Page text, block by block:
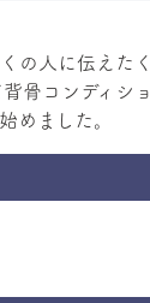
の人に伝えたく
骨コンディショ
めました。